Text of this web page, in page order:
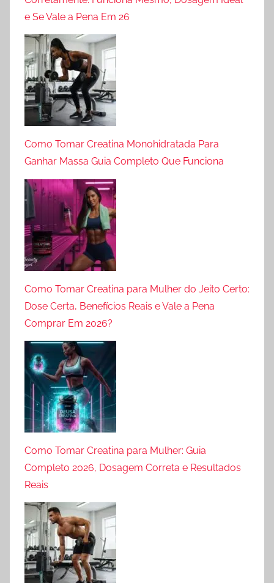
e Se Vale a Pena Em 26
Como Tomar Creatina Monohidratada Para
Ganhar Massa Guia Completo Que Funciona
Como Tomar Creatina para Mulher do Jeito Certo:
Dose Certa, Benefícios Reais e Vale a Pena
Comprar Em 2026?
Como Tomar Creatina para Mulher: Guia
Completo 2026, Dosagem Correta e Resultados
Reais